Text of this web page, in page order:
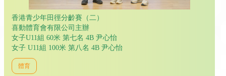
香港青少年田徑分齡賽（二）
喜動體育會有限公司主辦
女子U11組 60米 第七名 4B 尹心怡
女子 U11組 100米 第八名 4B 尹心怡
體育